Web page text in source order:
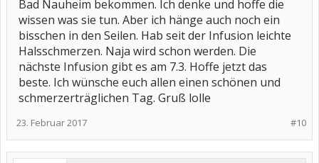
Bad Nauheim bekommen. Ich denke und hoffe die
wissen was sie tun. Aber ich hänge auch noch ein
bisschen in den Seilen. Hab seit der Infusion leichte
Halsschmerzen. Naja wird schon werden. Die
nächste Infusion gibt es am 7.3. Hoffe jetzt das
beste. Ich wünsche euch allen einen schönen und
schmerzerträglichen Tag. Gruß lolle
#10
23. Februar 2017